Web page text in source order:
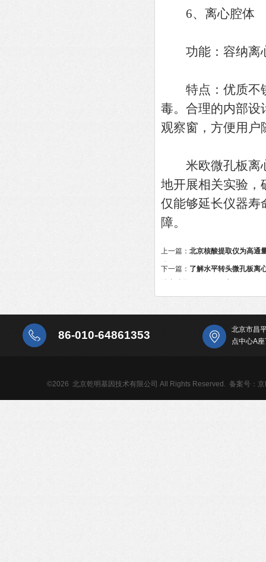
6、离心腔体
功能：容纳离心
特点：优质不锈
毒。合理的内部设
观察窗，方便用户
米欧微孔板离心
地开展相关实验，
仅能够延长仪器寿
障。
上一篇： 北京核酸提取仪为高通
障
下一篇： 了解水平转头微孔板离
86-010-64861353
北京市昌
点中心A
©2026 北京乾明基因技术有限公司 All Rights Reserved.备案号：